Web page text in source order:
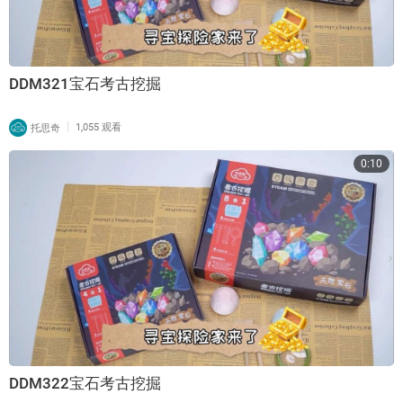
DDM321宝石考古挖掘
托思奇 | 1,055 观看
0:10
DDM322宝石考古挖掘